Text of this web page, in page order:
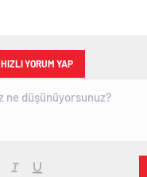
HIZLI YORUM YAP